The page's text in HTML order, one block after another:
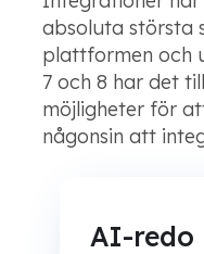
absoluta största
plattformen och
7 och 8 har det
möjligheter för
någonsin att
AI-redo